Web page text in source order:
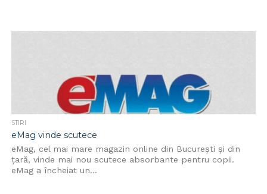
STIRI
eMag vinde scutece
eMag, cel mai mare magazin online din București și din
țară, vinde mai nou scutece absorbante pentru copii.
eMag a încheiat un...